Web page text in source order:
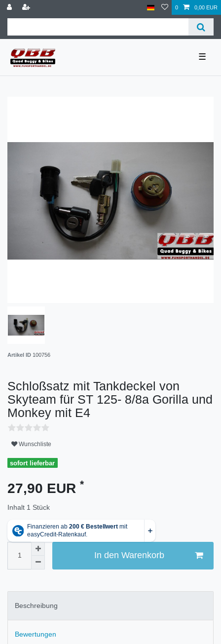
0 0,00 EUR
☰
Artikel ID 100756
Schloßsatz mit Tankdeckel von
Skyteam für ST 125- 8/8a Gorilla und
Monkey mit E4
Wunschliste
sofort lieferbar
27,90 EUR *
Inhalt 1 Stück
In den Warenkorb
Beschreibung
Bewertungen